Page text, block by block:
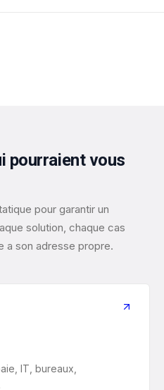
pourraient vous
pour garantir un
solution, chaque cas
a son adresse propre.
IT, bureaux,